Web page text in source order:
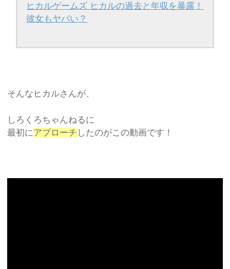
ヒカルゲームズ ヒカルの過去と年収を暴露！
彼女もヤバい？
そんなヒカルさんが、
しろくろちゃんねるに
最初にアプローチ したのがこの動画です！